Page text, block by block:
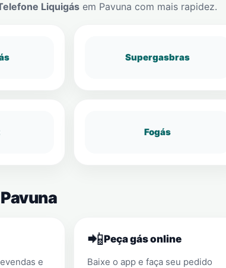
Liquigás em Pavuna com mais rapidez.
Supergasbras
Fogás
e
📲Peça gás online
Baixe o app e faça seu pedido